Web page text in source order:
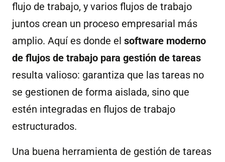
flujo de trabajo, y varios flujos de trabajo
juntos crean un proceso empresarial más
amplio. Aquí es donde el software moderno
de flujos de trabajo para gestión de tareas
resulta valioso: garantiza que las tareas no
se gestionen de forma aislada, sino que
estén integradas en flujos de trabajo
estructurados.
Una buena herramienta de gestión de tareas